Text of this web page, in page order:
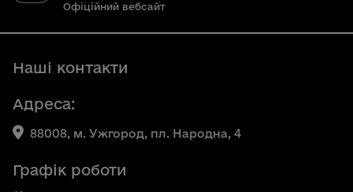
Офіційний вебсайт
Наші контакти
Адреса:
88008, м. Ужгород, пл. Народна, 4
Графік роботи